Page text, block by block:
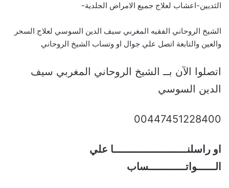
الثديين-اعشاب لعلاج جميع الامراض الجلدية-
الشيخ الروحاني الفقيه المغربي سيف الدين السوسي لعلاج السحر
والعين والتابعة اتصل علي جوال او وتساب الشيخ الروحاني
اتصلوا الآن بــ الشيخ الروحاني المغربي سيف
الدين السوسي
00447451228400
او راسلنــــــــــــــــــــــــا علي
الــــــواتــــــــــــساب